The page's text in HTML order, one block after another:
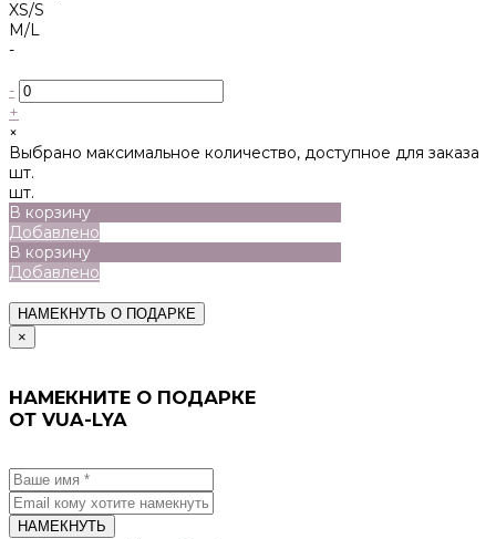
XS/S
M/L
-
-
+
×
Выбрано максимальное количество, доступное для заказа
шт.
шт.
В корзину
Добавлено
В корзину
Добавлено
НАМЕКНУТЬ О ПОДАРКЕ
×
НАМЕКНИТЕ О ПОДАРКЕ
ОТ VUA-LYA
НАМЕКНУТЬ